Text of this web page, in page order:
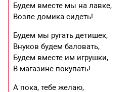
Будем вместе мы на лавке,
Возле домика сидеть!
Будем мы ругать детишек,
Внуков будем баловать,
Будем вместе им игрушки,
В магазине покупать!
А пока, тебе желаю,